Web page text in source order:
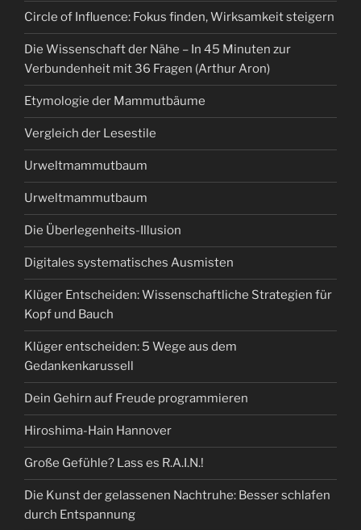
Circle of Influence: Fokus finden, Wirksamkeit steigern
Die Wissenschaft der Nähe – In 45 Minuten zur
Verbundenheit mit 36 Fragen (Arthur Aron)
Etymologie der Mammutbäume
Vergleich der Lesestile
Urweltmammutbaum
Urweltmammutbaum
Die Überlegenheits-Illusion
Digitales systematisches Ausmisten
Klüger Entscheiden: Wissenschaftliche Strategien für
Kopf und Bauch
Klüger entscheiden: 5 Wege aus dem
Gedankenkarussell
Dein Gehirn auf Freude programmieren
Hiroshima-Hain Hannover
Große Gefühle? Lass es R.A.I.N.!
Die Kunst der gelassenen Nachtruhe: Besser schlafen
durch Entspannung